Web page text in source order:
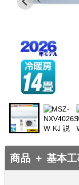
商品 ＋ 基本工